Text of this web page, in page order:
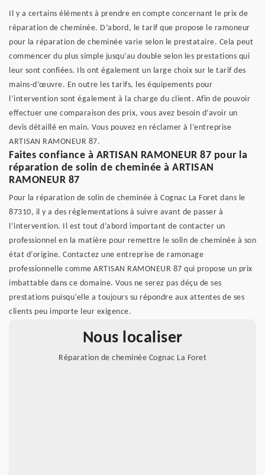
Il y a certains éléments à prendre en compte concernant le prix de
réparation de cheminée. D’abord, le tarif que propose le ramoneur
pour la réparation de cheminée varie selon le prestataire. Cela peut
commencer du plus simple jusqu’au double selon les prestations qui
leur sont confiées. Ils ont également un large choix sur le tarif des
mains-d’œuvre. En outre les tarifs, les équipements pour
l’intervention sont également à la charge du client. Afin de pouvoir
effectuer une comparaison des prix, vous avez besoin d’avoir un
devis détaillé en main. Vous pouvez en réclamer à l’entreprise
ARTISAN RAMONEUR 87.
Faites confiance à ARTISAN RAMONEUR 87 pour la
réparation de solin de cheminée à ARTISAN
RAMONEUR 87
Pour la réparation de solin de cheminée à Cognac La Foret dans le
87310, il y a des réglementations à suivre avant de passer à
l’intervention. Il est tout d’abord important de contacter un
professionnel en la matière pour remettre le solin de cheminée à son
état d’origine. Contactez une entreprise de ramonage
professionnelle comme ARTISAN RAMONEUR 87 qui propose un prix
imbattable dans ce domaine. Vous ne serez pas déçu de ses
prestations puisqu’elle a toujours su répondre aux attentes de ses
clients peu importe leur exigence.
Nous localiser
Réparation de cheminée Cognac La Foret